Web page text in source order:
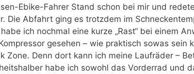
Ebike-Fahrer Stand schon bei mir und
Die Abfahrt ging es trotzdem im
ich nochmal eine kurze „Rast“ bei einem
gesehen – wie praktisch sowas
Zone. Denn dort kann ich meine Laufräder –
habe ich sowohl das Vorderrad und